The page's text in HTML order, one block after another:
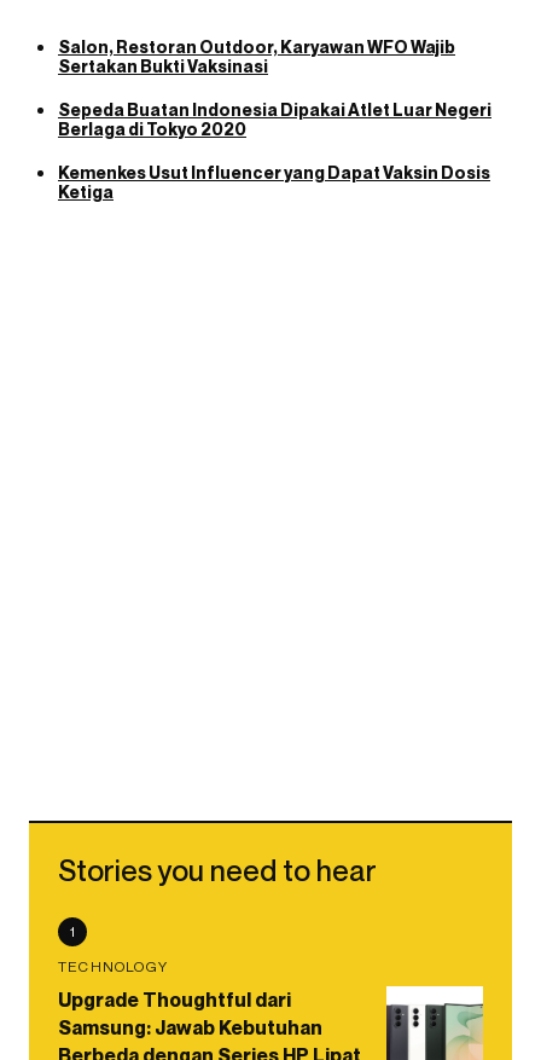
Salon, Restoran Outdoor, Karyawan WFO Wajib
Sertakan Bukti Vaksinasi
Sepeda Buatan Indonesia Dipakai Atlet Luar Negeri
Berlaga di Tokyo 2020
Kemenkes Usut Influencer yang Dapat Vaksin Dosis
Ketiga
Stories you need to hear
1
TECHNOLOGY
Upgrade Thoughtful dari
Samsung: Jawab Kebutuhan